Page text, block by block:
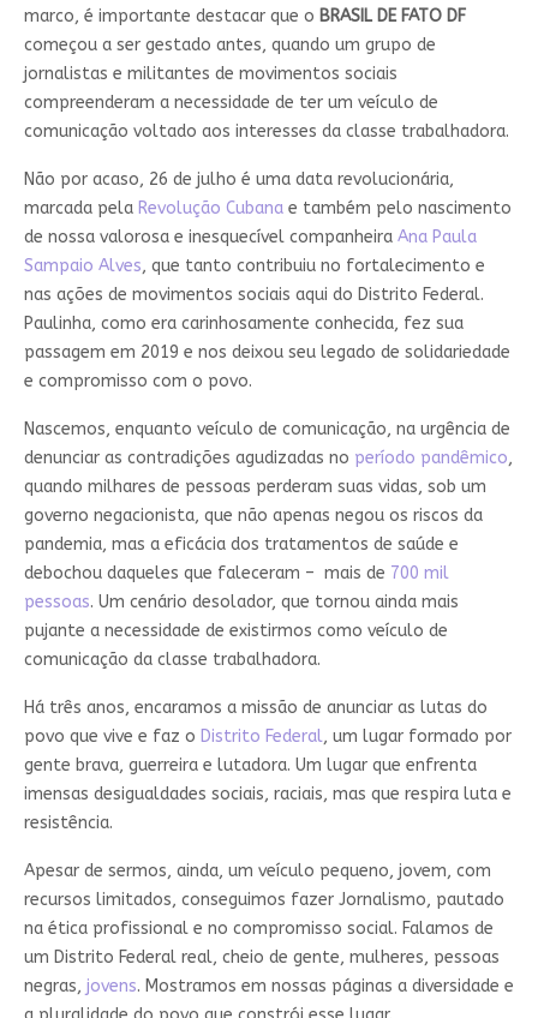
marco, é importante destacar que o BRASIL DE FATO DF
começou a ser gestado antes, quando um grupo de
jornalistas e militantes de movimentos sociais
compreenderam a necessidade de ter um veículo de
comunicação voltado aos interesses da classe trabalhadora.
Não por acaso, 26 de julho é uma data revolucionária,
marcada pela Revolução Cubanae também pelo nascimento
de nossa valorosa e inesquecível companheira Ana Paula
Sampaio Alves, que tanto contribuiu no fortalecimento e
nas ações de movimentos sociais aqui do Distrito Federal.
Paulinha, como era carinhosamente conhecida, fez sua
passagem em 2019 e nos deixou seu legado de solidariedade
e compromisso com o povo.
Nascemos, enquanto veículo de comunicação, na urgência de
denunciar as contradições agudizadas no período pandêmico,
quando milhares de pessoas perderam suas vidas, sob um
governo negacionista, que não apenas negou os riscos da
pandemia, mas a eficácia dos tratamentos de saúde e
debochou daqueles que faleceram – mais de 700 mil
pessoas. Um cenário desolador, que tornou ainda mais
pujante a necessidade de existirmos como veículo de
comunicação da classe trabalhadora.
Há três anos, encaramos a missão de anunciar as lutas do
povo que vive e faz o Distrito Federal, um lugar formado por
gente brava, guerreira e lutadora. Um lugar que enfrenta
imensas desigualdades sociais, raciais, mas que respira luta e
resistência.
Apesar de sermos, ainda, um veículo pequeno, jovem, com
recursos limitados, conseguimos fazer Jornalismo, pautado
na ética profissional e no compromisso social. Falamos de
um Distrito Federal real, cheio de gente, mulheres, pessoas
negras, jovens. Mostramos em nossas páginas a diversidade e